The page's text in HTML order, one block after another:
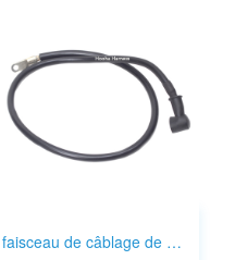
faisceau de câblage de démarreur de voiture